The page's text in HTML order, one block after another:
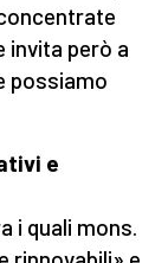
invita però a
possiamo
e
i quali mons.